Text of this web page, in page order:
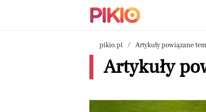
pikio.pl Artykuły powiązane
Artykuły